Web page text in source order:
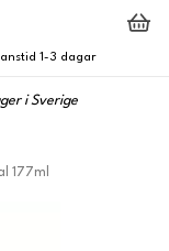
1-3 dagar
i Sverige
177ml